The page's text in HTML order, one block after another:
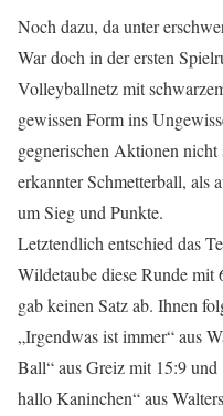
Noch dazu, da unter
War doch in der ersten
Volleyballnetz mit
gewissen Form ins
gegnerischen Aktionen nicht
erkannter Schmetterball, als
um Sieg und Punkte.
Letztendlich entschied das
Wildetaube diese Runde mit
gab keinen Satz ab. Ihnen
„Irgendwas ist immer“ aus
Ball“ aus Greiz mit 15:9 und
hallo Kaninchen“ aus